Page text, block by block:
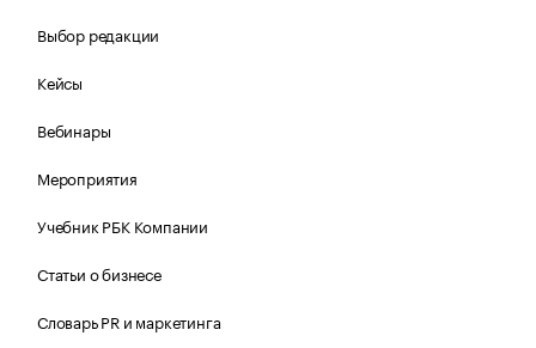
Выбор редакции
Кейсы
Вебинары
Мероприятия
Учебник РБК Компании
Статьи о бизнесе
Словарь PR и маркетинга